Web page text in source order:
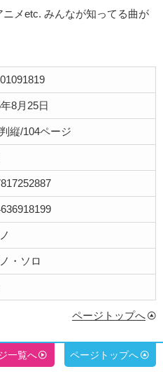
メetc. みんなが知ってる曲が
8月25日
縦/104ページ
・ソロ
ページトップへ
一覧へ ページトップへ